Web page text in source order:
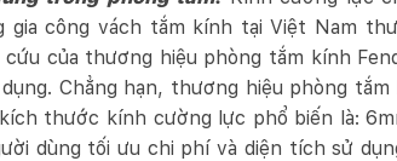
gia công vách tắm kính tại Việt Nam
của thương hiệu phòng tắm kính
Chẳng hạn, thương hiệu phòng
thước kính cường lực phổ biến là:
dùng tối ưu chi phí và diện tích sử